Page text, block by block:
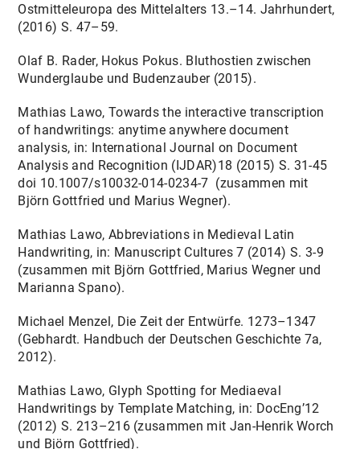
Ostmitteleuropa des Mittelalters 13.–14. Jahrhundert,
(2016) S. 47–59.
Olaf B. Rader, Hokus Pokus. Bluthostien zwischen
Wunderglaube und Budenzauber (2015).
Mathias Lawo, Towards the interactive transcription
of handwritings: anytime anywhere document
analysis, in: International Journal on Document
Analysis and Recognition (IJDAR)18 (2015) S. 31-45
doi 10.1007/s10032-014-0234-7 (zusammen mit
Björn Gottfried und Marius Wegner).
Mathias Lawo, Abbreviations in Medieval Latin
Handwriting, in: Manuscript Cultures 7 (2014) S. 3-9
(zusammen mit Björn Gottfried, Marius Wegner und
Marianna Spano).
Michael Menzel, Die Zeit der Entwürfe. 1273–1347
(Gebhardt. Handbuch der Deutschen Geschichte 7a,
2012).
Mathias Lawo, Glyph Spotting for Mediaeval
Handwritings by Template Matching, in: DocEng’12
(2012) S. 213–216 (zusammen mit Jan-Henrik Worch
und Björn Gottfried).